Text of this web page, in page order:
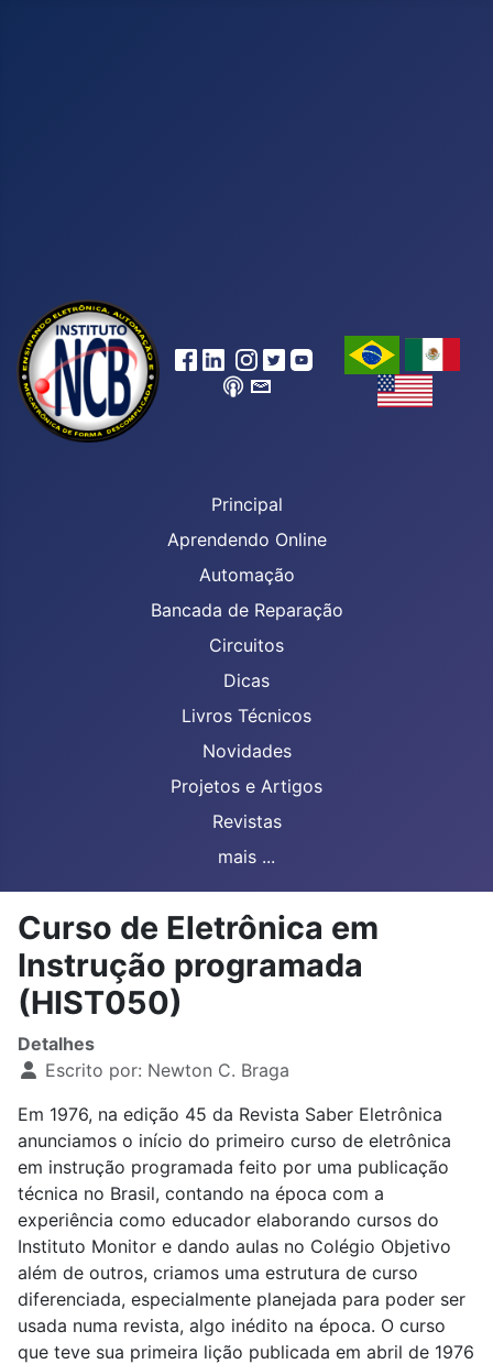
Principal
Aprendendo Online
Automação
Bancada de Reparação
Circuitos
Dicas
Livros Técnicos
Novidades
Projetos e Artigos
Revistas
mais ...
Curso de Eletrônica em
Instrução programada
(HIST050)
Detalhes
Escrito por: Newton C. Braga
Em 1976, na edição 45 da Revista Saber Eletrônica
anunciamos o início do primeiro curso de eletrônica
em instrução programada feito por uma publicação
técnica no Brasil, contando na época com a
experiência como educador elaborando cursos do
Instituto Monitor e dando aulas no Colégio Objetivo
além de outros, criamos uma estrutura de curso
diferenciada, especialmente planejada para poder ser
usada numa revista, algo inédito na época. O curso
que teve sua primeira lição publicada em abril de 1976